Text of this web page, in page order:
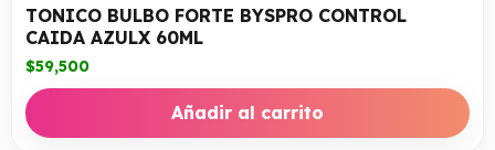
TONICO BULBO FORTE BYSPRO CONTROL
CAIDA AZULX 60ML
$59,500
Añadir al carrito